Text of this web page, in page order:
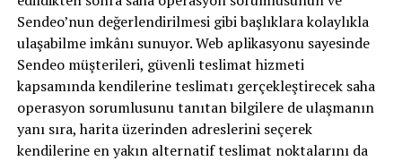
Sendeo’nun değerlendirilmesi gibi başlıklara kolaylıkla
ulaşabilme imkânı sunuyor. Web aplikasyonu sayesinde
Sendeo müşterileri, güvenli teslimat hizmeti
kapsamında kendilerine teslimatı gerçekleştirecek saha
operasyon sorumlusunu tanıtan bilgilere de ulaşmanın
yanı sıra, harita üzerinden adreslerini seçerek
kendilerine en yakın alternatif teslimat noktalarını da